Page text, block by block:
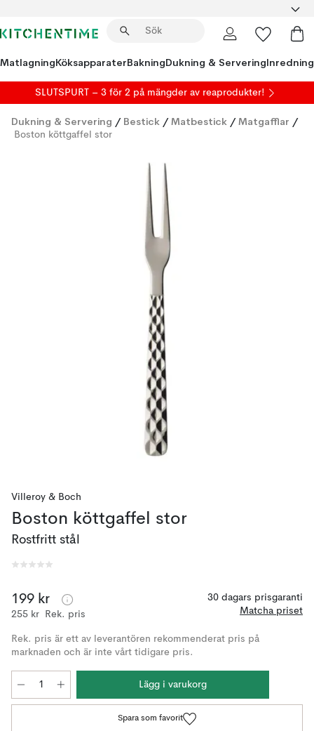
MatlagningKöksapparaterBakningDukning & ServeringInredning
SLUTSPURT – 3 för 2 på mängder av reaprodukter!
Dukning & Servering / Bestick / Matbestick / Matgafflar /
Boston köttgaffel stor
Villeroy & Boch
Boston köttgaffel stor
Rostfritt stål
199 kr
255 kr Rek. pris
30 dagars prisgaranti
Matcha priset
Rek. pris är ett av leverantören rekommenderat pris på
marknaden och är inte vårt tidigare pris.
Lägg i varukorg
Spara som favorit